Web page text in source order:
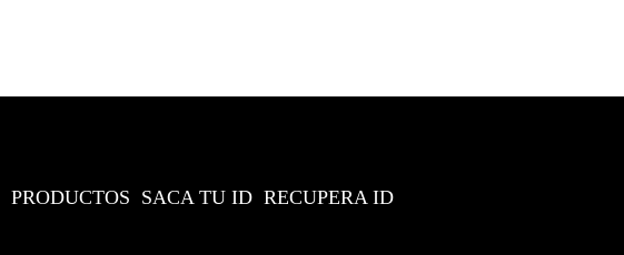
PRODUCTOS SACA TU ID RECUPERA ID